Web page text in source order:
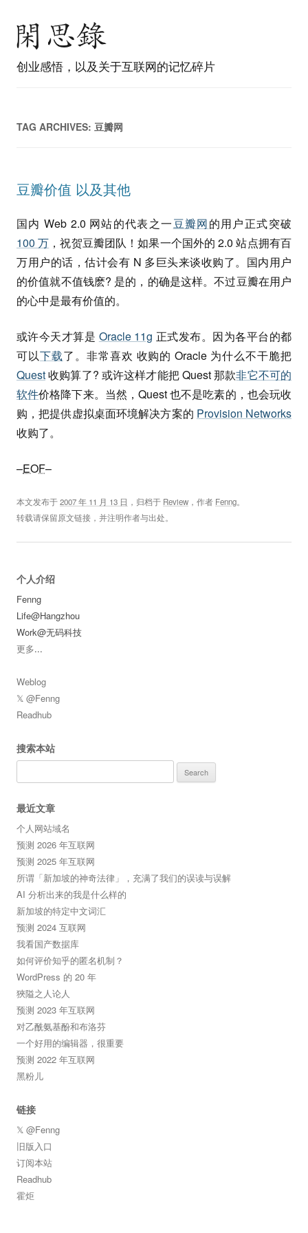
创业感悟，以及关于互联网的记忆碎片
TAG ARCHIVES: 豆瓣网
豆瓣价值 以及其他
国内 Web 2.0 网站的代表之一豆瓣网的用户正式突破
100 万 ，祝贺豆瓣团队！如果一个国外的 2.0 站点拥有百
万用户的话，估计会有 N 多巨头来谈收购了。国内用户
的价值就不值钱麽? 是的，的确是这样。不过豆瓣在用户
的心中是最有价值的。
或许今天才算是 Oracle 11g 正式发布。因为各平台的都
可以下载了。非常喜欢 收购的 Oracle 为什么不干脆把
Quest收购算了? 或许这样才能把 Quest 那款非它不可的
软件价格降下来。当然，Quest 也不是吃素的，也会玩收
购，把提供虚拟桌面环境解决方案的 Provision Networks
收购了。
–EOF–
本文发布于2007 年 11 月 13 日 ，归档于 Review ，作者 Fenng。
转载请保留原文链接，并注明作者与出处。
个人介绍
Fenng
Life@Hangzhou
Work@无码科技
更多...
Weblog
𝕏 @Fenng
Readhub
搜索本站
for:
最近文章
个人网站域名
预测 2026 年互联网
预测 2025 年互联网
所谓「新加坡的神奇法律」，充满了我们的误读与误解
AI 分析出来的我是什么样的
新加坡的特定中文词汇
预测 2024 互联网
我看国产数据库
如何评价知乎的匿名机制？
WordPress 的 20 年
狹隘之人论人
预测 2023 年互联网
对乙酰氨基酚和布洛芬
一个好用的编辑器，很重要
预测 2022 年互联网
黑粉儿
链接
𝕏 @Fenng
旧版入口
订阅本站
Readhub
霍炬